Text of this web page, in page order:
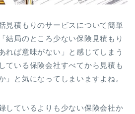
見積もりのサービスについて簡単
結局のところ少ない保険見積もり
れば意味がない」と感じてしまう
ている保険会社すべてから見積も
」と気になってしまいますよね。
しているよりも少ない保険会社か